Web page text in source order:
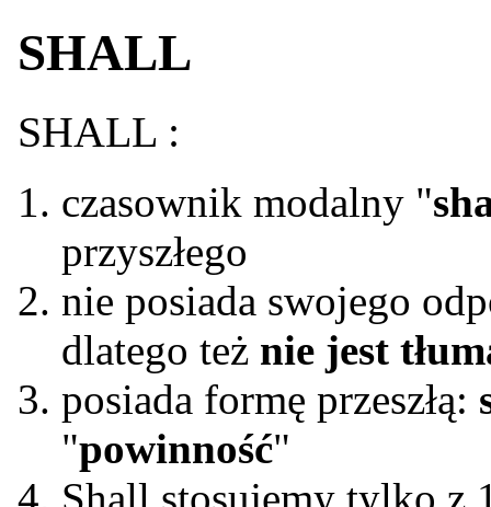
SHALL
SHALL :
czasownik modalny "
przyszłego
nie posiada swojego
dlatego też nie jest
posiada formę przeszłą:
"powinność"
Shall stosujemy tylko z